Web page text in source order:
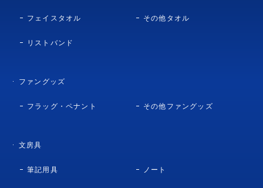
フェイスタオル その他タオル
リストバンド
ファングッズ
フラッグ・ペナント その他ファングッズ
文房具
筆記用具 ノート